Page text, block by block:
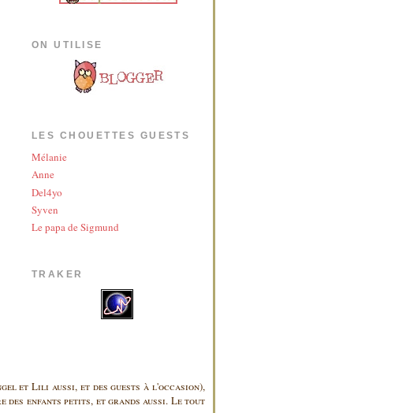
ON UTILISE
LES CHOUETTES GUESTS
Mélanie
Anne
Del4yo
Syven
Le papa de Sigmund
TRAKER
et Lili aussi, et des guests à l'occasion),
enfants petits, et grands aussi. Le tout